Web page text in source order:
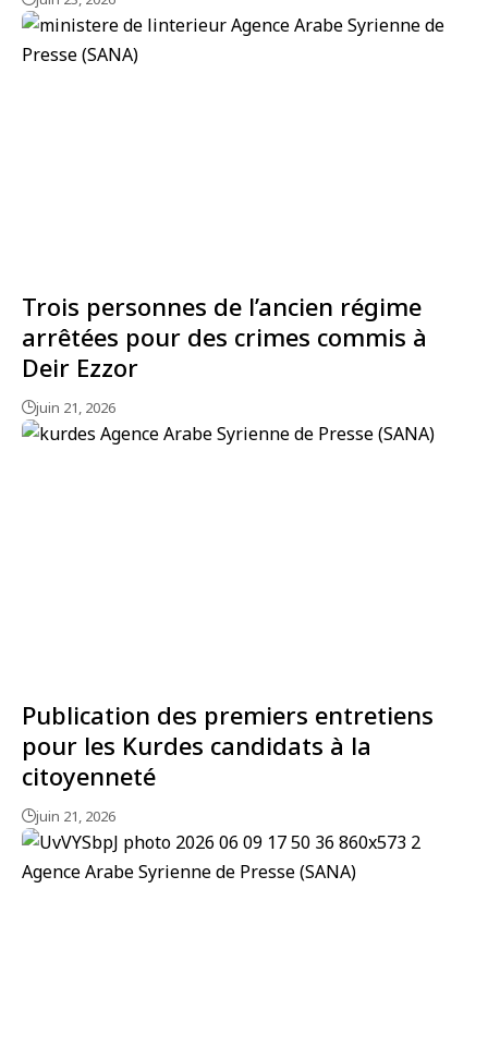
Trois personnes de l’ancien régime
arrêtées pour des crimes commis à
Deir Ezzor
juin 21, 2026
Publication des premiers entretiens
pour les Kurdes candidats à la
citoyenneté
juin 21, 2026